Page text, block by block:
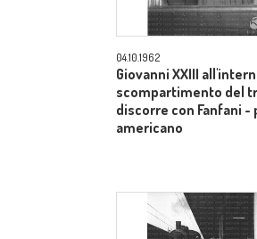
04.10.1962
Giovanni XXIII
scompartimento del
discorre con Fanfani -
americano